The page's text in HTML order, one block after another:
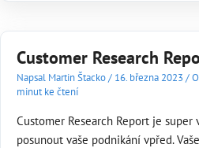
Customer Research
Napsal Martin Štacko/ 16. března 2023 /
minut ke čtení
Customer Research Report je
posunout vaše podnikání vpřed.